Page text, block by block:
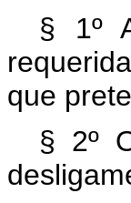
§ 1º
que
§ 2º